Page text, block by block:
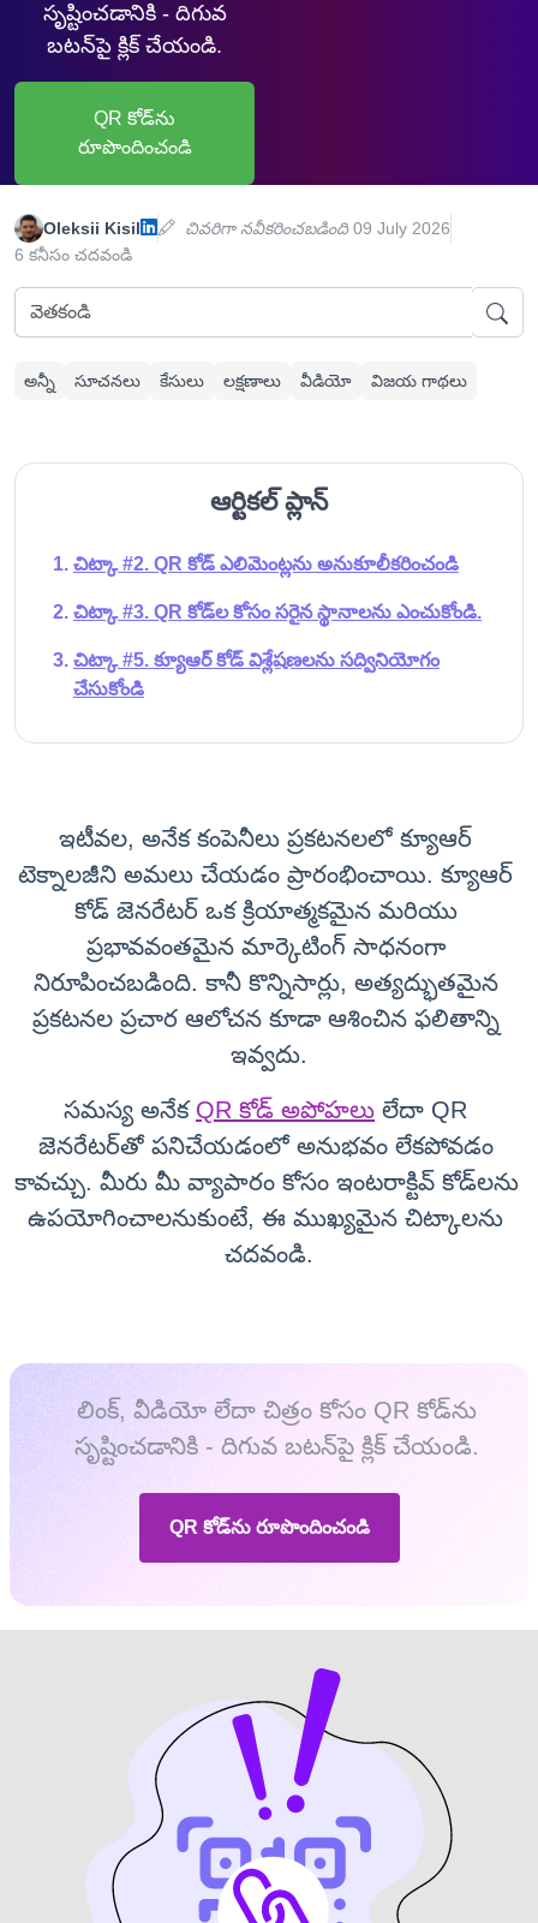
సృష్టించడానికి - దిగువ
బటన్‌పై క్లిక్ చేయండి.
QR కోడ్‌ను
రూపొందించండి
Oleksii Kisil చివరిగా నవీకరించబడింది 09 July 2026
6 కనీసం చదవండి
అన్నీ సూచనలు కేసులు లక్షణాలు వీడియో విజయ గాథలు
ఆర్టికల్ ప్లాన్
చిట్కా #2. QR కోడ్ ఎలిమెంట్లను అనుకూలీకరించండి
చిట్కా #3. QR కోడ్‌ల కోసం సరైన స్థానాలను ఎంచుకోండి.
చిట్కా #5. క్యూఆర్ కోడ్ విశ్లేషణలను సద్వినియోగం
చేసుకోండి
ఇటీవల, అనేక కంపెనీలు ప్రకటనలలో క్యూఆర్
టెక్నాలజీని అమలు చేయడం ప్రారంభించాయి. క్యూఆర్
కోడ్ జెనరేటర్ ఒక క్రియాత్మకమైన మరియు
ప్రభావవంతమైన మార్కెటింగ్ సాధనంగా
నిరూపించబడింది. కానీ కొన్నిసార్లు, అత్యద్భుతమైన
ప్రకటనల ప్రచార ఆలోచన కూడా ఆశించిన ఫలితాన్ని
ఇవ్వదు.
సమస్య అనేక QR కోడ్ అపోహలు లేదా QR
జెనరేటర్‌తో పనిచేయడంలో అనుభవం లేకపోవడం
కావచ్చు. మీరు మీ వ్యాపారం కోసం ఇంటరాక్టివ్ కోడ్‌లను
ఉపయోగించాలనుకుంటే, ఈ ముఖ్యమైన చిట్కాలను
చదవండి.
లింక్, వీడియో లేదా చిత్రం కోసం QR కోడ్‌ను
సృష్టించడానికి - దిగువ బటన్‌పై క్లిక్ చేయండి.
QR కోడ్‌ను రూపొందించండి